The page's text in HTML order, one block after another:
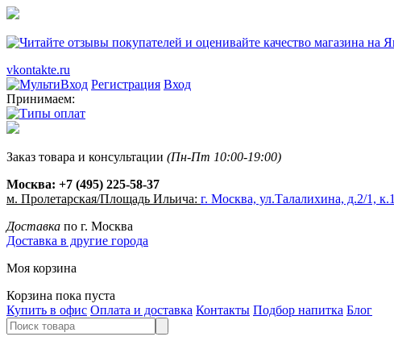
vkontakte.ru
Регистрация Вход
Принимаем:
Заказ товара и консультации (Пн-Пт 10:00-19:00)
Москва: +7 (495) 225-58-37
м. Пролетарская/Площадь Ильича: г. Москва, ул.Талалихина, д.2/1, к.1
Доставка по г. Москва
Доставка в другие города
Моя корзина
Корзина пока пуста
Купить в офис Оплата и доставка Контакты Подбор напитка Блог